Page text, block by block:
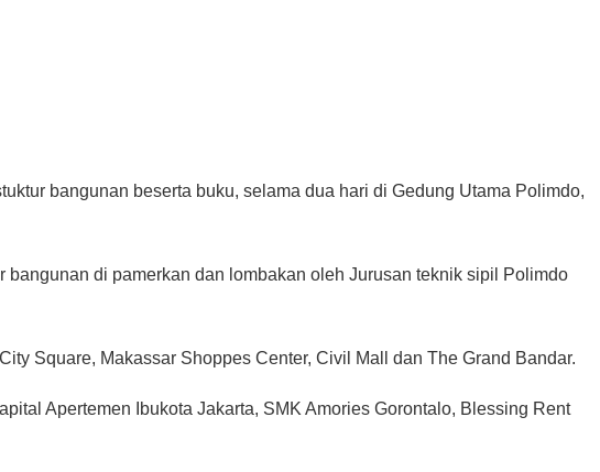
bangunan beserta buku, selama dua hari di Gedung Utama Polimdo,
di pamerkan dan lombakan oleh Jurusan teknik sipil Polimdo
Square, Makassar Shoppes Center, Civil Mall dan The Grand Bandar.
Apertemen Ibukota Jakarta, SMK Amories Gorontalo, Blessing Rent